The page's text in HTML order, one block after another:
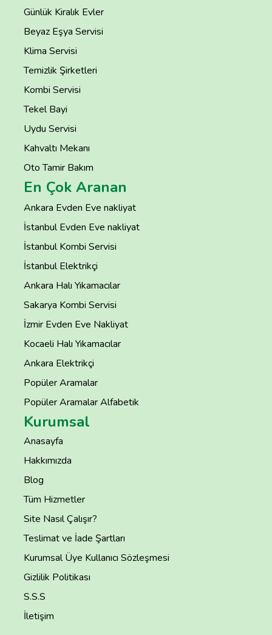
Günlük Kiralık Evler
Beyaz Eşya Servisi
Klima Servisi
Temizlik Şirketleri
Kombi Servisi
Tekel Bayi
Uydu Servisi
Kahvaltı Mekanı
Oto Tamir Bakım
En Çok Aranan
Ankara Evden Eve nakliyat
İstanbul Evden Eve nakliyat
İstanbul Kombi Servisi
İstanbul Elektrikçi
Ankara Halı Yıkamacılar
Sakarya Kombi Servisi
İzmir Evden Eve Nakliyat
Kocaeli Halı Yıkamacılar
Ankara Elektrikçi
Popüler Aramalar
Popüler Aramalar Alfabetik
Kurumsal
Anasayfa
Hakkımızda
Blog
Tüm Hizmetler
Site Nasıl Çalışır?
Teslimat ve İade Şartları
Kurumsal Üye Kullanıcı Sözleşmesi
Gizlilik Politikası
S.S.S
İletişim